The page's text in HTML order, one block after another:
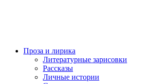
Проза и лирика
Литературные зарисовки
Рассказы
Личные истории